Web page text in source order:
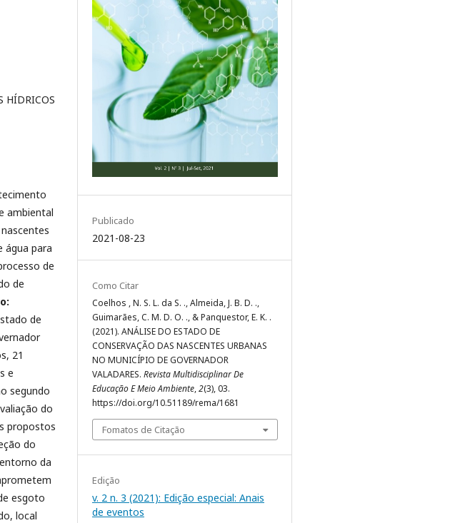
HÍDRICOS
ambiental
água para
de
de
de
21
e
segundo
do
propostos
do
da
esgoto
local
Publicado
2021-08-23
Como Citar
Coelhos , N. S. L. da S. ., Almeida, J. B. D. .,
Guimarães, C. M. D. O. ., & Panquestor, E. K. .
(2021). ANÁLISE DO ESTADO DE
CONSERVAÇÃO DAS NASCENTES URBANAS
NO MUNICÍPIO DE GOVERNADOR
VALADARES. Revista Multidisciplinar De
Educação E Meio Ambiente,2(3), 03.
https://doi.org/10.51189/rema/1681
Fomatos de Citação
Edição
v. 2 n. 3 (2021): Edição especial: Anais
de eventos